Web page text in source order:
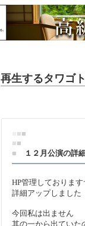
再生するタワゴ
■■
■■
■
１２月公演の詳
HP管理しておりま
詳細アップしました
今回私は出ません
其の一から出ていた